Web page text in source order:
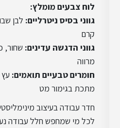
לוח צבעים מומלץ:
גווני בסיס ניטרליים: לבן
קרם
גווני הדגשה עדינים: שחור,
מרווה
חומרים טבעיים תואמים: עץ
מתכת בגימור מט
חדר עבודה בעיצוב
לכל מי שמחפש חלל עבודה